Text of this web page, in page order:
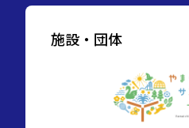
施設・団体